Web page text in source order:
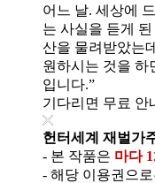
어느 날. 세상에
는 사실을 듣게
산을 물려받았는
원하시는 것을 하
입니다.”
기다리면 무료 안
헌터세계 재벌가
- 본 작품은 마다
- 해당 이용권으